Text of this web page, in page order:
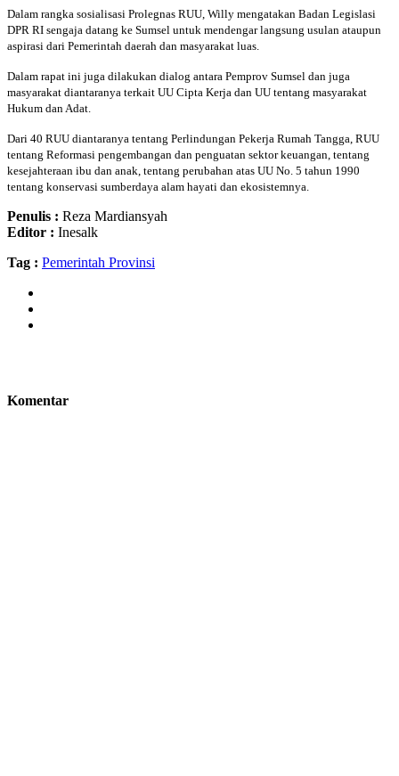
Dalam rangka sosialisasi Prolegnas RUU, Willy mengatakan Badan Legislasi
DPR RI sengaja datang ke Sumsel untuk mendengar langsung usulan ataupun
aspirasi dari Pemerintah daerah dan masyarakat luas.
Dalam rapat ini juga dilakukan dialog antara Pemprov Sumsel dan juga
masyarakat diantaranya terkait UU Cipta Kerja dan UU tentang masyarakat
Hukum dan Adat.
Dari 40 RUU diantaranya tentang Perlindungan Pekerja Rumah Tangga, RUU
tentang Reformasi pengembangan dan penguatan sektor keuangan, tentang
kesejahteraan ibu dan anak, tentang perubahan atas UU No. 5 tahun 1990
tentang konservasi sumberdaya alam hayati dan ekosistemnya.
Penulis : Reza Mardiansyah
Editor : Inesalk
Tag : Pemerintah Provinsi
Komentar